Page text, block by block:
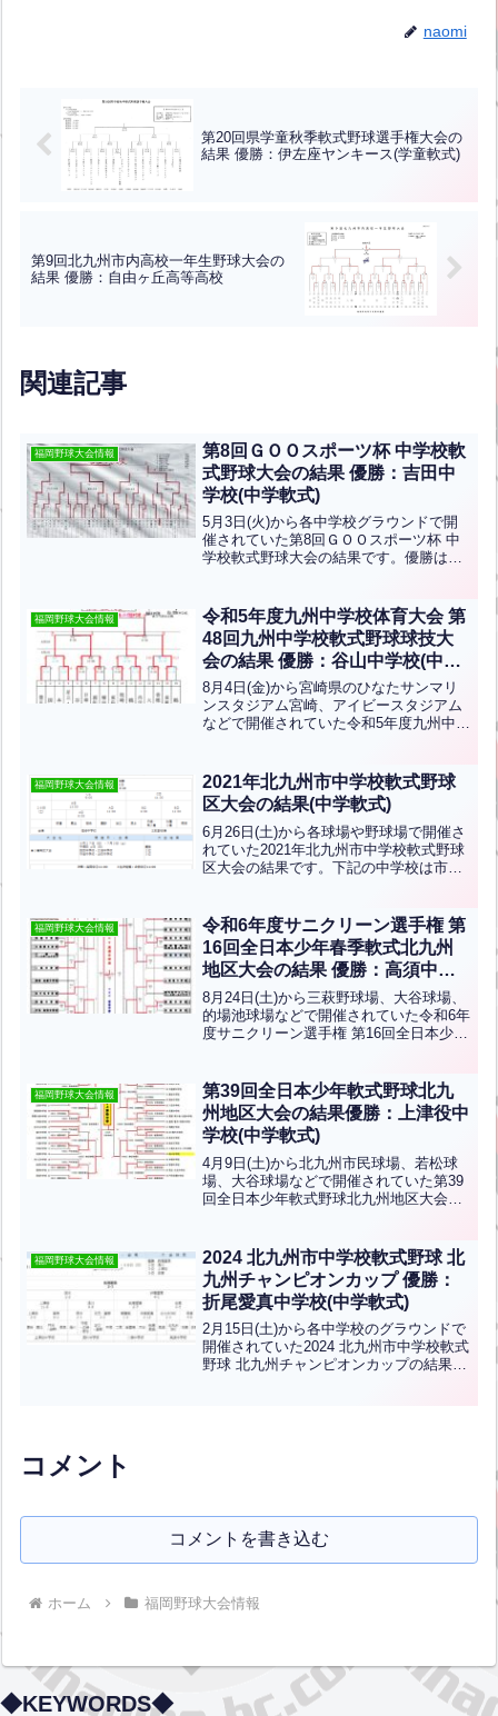
naomi
第20回県学童秋季軟式野球選手権大会の
結果 優勝：伊左座ヤンキース(学童軟式)
第9回北九州市内高校一年生野球大会の
結果 優勝：自由ヶ丘高等高校
関連記事
福岡野球大会情報
第8回ＧＯＯスポーツ杯 中学校軟
式野球大会の結果 優勝：吉田中
学校(中学軟式)
5月3日(火)から各中学校グラウンドで開
催されていた第8回ＧＯＯスポーツ杯 中
学校軟式野球大会の結果です。優勝は吉
せ表はお客様から提供して頂きました！
ありがとうございま...全文はクリック
福岡野球大会情報
令和5年度九州中学校体育大会 第
48回九州中学校軟式野球球技大
会の結果 優勝：谷山中学校(中学
軟式) 足立・富野中学校全国大会
出場おめでとうございます！！
8月4日(金)から宮崎県のひなたサンマリ
ンスタジアム宮崎、アイビースタジアム
などで開催されていた令和5年度九州中学
準優勝は尚学館中学校、第3位は足立・富
野中学校です...全文はクリック
福岡野球大会情報
2021年北九州市中学校軟式野球
区大会の結果(中学軟式)
6月26日(土)から各球場や野球場で開催さ
れていた2021年北九州市中学校軟式野球
区大会の結果です。下記の中学校は市内
園中学校小倉北区：優勝は思永中学校、
準優勝は板櫃中...全文はクリック
福岡野球大会情報
令和6年度サニクリーン選手権 第
16回全日本少年春季軟式北九州
地区大会の結果 優勝：高須中学
校(中学軟式)
8月24日(土)から三萩野球場、大谷球場、
的場池球場などで開催されていた令和6年
度サニクリーン選手権 第16回全日本少年
す！おめでとうございます！
福岡野球大会情報
第39回全日本少年軟式野球北九
州地区大会の結果優勝：上津役中
学校(中学軟式)
4月9日(土)から北九州市民球場、若松球
場、大谷球場などで開催されていた第39
回全日本少年軟式野球北九州地区大会の
愛真中学校、浅川中学校ですおめでとう
ございます！！
福岡野球大会情報
2024 北九州市中学校軟式野球 北
九州チャンピオンカップ 優勝：
折尾愛真中学校(中学軟式)
2月15日(土)から各中学校のグラウンドで
開催されていた2024 北九州市中学校軟式
野球 北九州チャンピオンカップの結果で
コメント
コメントを書き込む
ホーム 福岡野球大会情報
◆KEYWORDS◆